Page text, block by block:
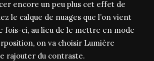
encore un peu plus cet effet de
le calque de nuages que l’on vient
fois-ci, au lieu de le mettre en mode
on va choisir Lumière
rajouter du contraste.